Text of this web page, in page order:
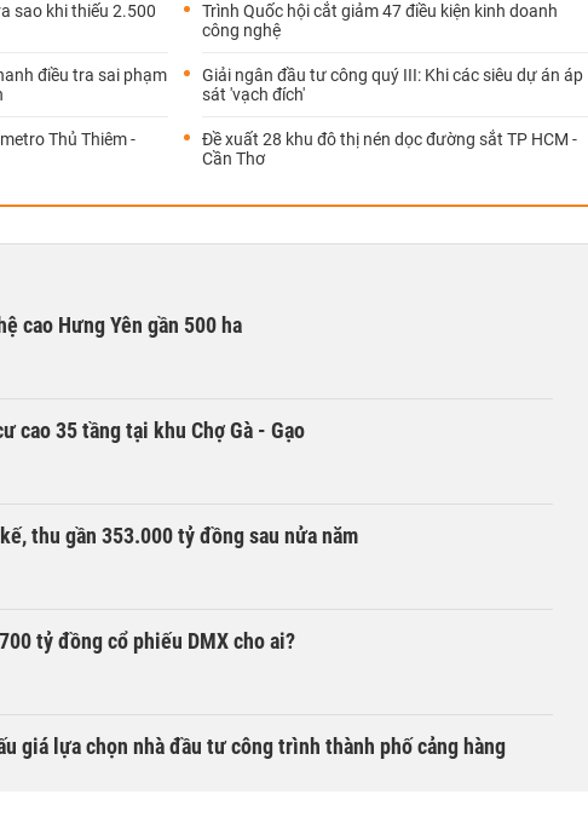
sao khi thiếu 2.500
điều tra sai phạm
Thủ Thiêm -
Trình Quốc hội cắt giảm 47 điều kiện kinh doanh
công nghệ
Giải ngân đầu tư công quý III: Khi các siêu dự án áp
sát 'vạch đích'
Đề xuất 28 khu đô thị nén dọc đường sắt TP HCM -
Cần Thơ
cao Hưng Yên gần 500 ha
cao 35 tầng tại khu Chợ Gà - Gạo
thu gần 353.000 tỷ đồng sau nửa năm
tỷ đồng cổ phiếu DMX cho ai?
giá lựa chọn nhà đầu tư công trình thành phố cảng hàng